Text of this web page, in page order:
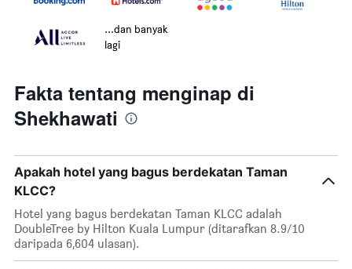
...dan banyak
lagi
Fakta tentang menginap di
Shekhawati
Apakah hotel yang bagus berdekatan Taman
KLCC?
Hotel yang bagus berdekatan Taman KLCC adalah
DoubleTree by Hilton Kuala Lumpur (ditarafkan 8.9/10
daripada 6,604 ulasan).